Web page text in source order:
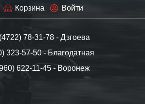
Войти
Корзина
78-31-78 - Дзгоева
323-57-50 - Благодатная
622-11-45 - Воронеж